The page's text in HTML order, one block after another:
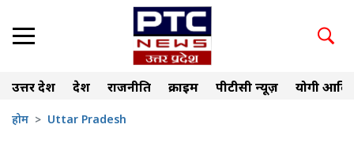
उत्तर प्रदेश देश राजनीति क्राइम पीटीसी न्यूज़ योगी
होम Uttar Pradesh